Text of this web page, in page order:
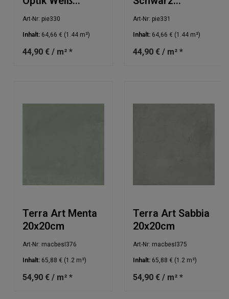
60x60cm
Art-Nr: pie330
Inhalt: 64,66 € (1.44 m²)
44,90 € / m² *
60x60cm
Art-Nr: pie331
Inhalt: 64,66 € (1.44 m²)
44,90 € / m² *
Terra Art Menta
20x20cm
Art-Nr: macbesI376
Inhalt: 65,88 € (1.2 m²)
54,90 € / m² *
Terra Art Sabbia
20x20cm
Art-Nr: macbesI375
Inhalt: 65,88 € (1.2 m²)
54,90 € / m² *